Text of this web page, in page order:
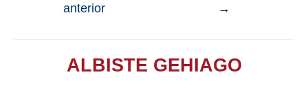
anterior
→
ALBISTE GEHIAGO